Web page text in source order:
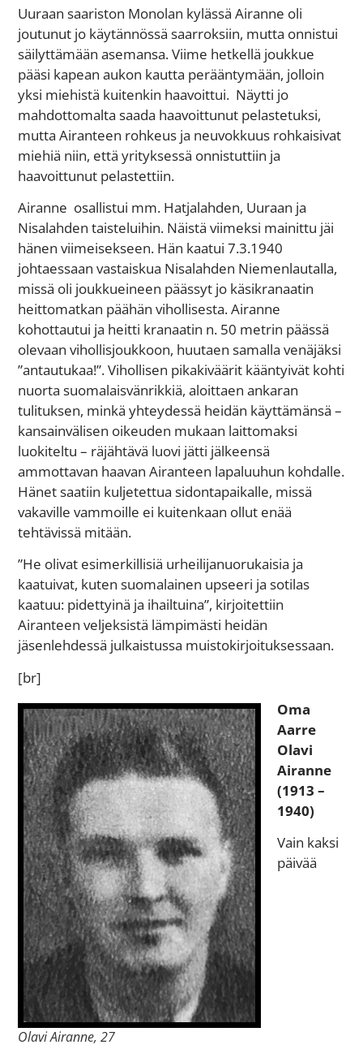
Uuraan saariston Monolan kylässä Airanne oli
joutunut jo käytännössä saarroksiin, mutta onnistui
säilyttämään asemansa. Viime hetkellä joukkue
pääsi kapean aukon kautta perääntymään, jolloin
yksi miehistä kuitenkin haavoittui. Näytti jo
mahdottomalta saada haavoittunut pelastetuksi,
mutta Airanteen rohkeus ja neuvokkuus rohkaisivat
miehiä niin, että yrityksessä onnistuttiin ja
haavoittunut pelastettiin.
Airanne osallistui mm. Hatjalahden, Uuraan ja
Nisalahden taisteluihin. Näistä viimeksi mainittu jäi
hänen viimeisekseen. Hän kaatui 7.3.1940
johtaessaan vastaiskua Nisalahden Niemenlautalla,
missä oli joukkueineen päässyt jo käsikranaatin
heittomatkan päähän vihollisesta. Airanne
kohottautui ja heitti kranaatin n. 50 metrin päässä
olevaan vihollisjoukkoon, huutaen samalla venäjäksi
”antautukaa!”. Vihollisen pikakiväärit kääntyivät kohti
nuorta suomalaisvänrikkiä, aloittaen ankaran
tulituksen, minkä yhteydessä heidän käyttämänsä –
kansainvälisen oikeuden mukaan laittomaksi
luokiteltu – räjähtävä luovi jätti jälkeensä
ammottavan haavan Airanteen lapaluuhun kohdalle.
Hänet saatiin kuljetettua sidontapaikalle, missä
vakaville vammoille ei kuitenkaan ollut enää
tehtävissä mitään.
”He olivat esimerkillisiä urheilijanuorukaisia ja
kaatuivat, kuten suomalainen upseeri ja sotilas
kaatuu: pidettyinä ja ihailtuina”, kirjoitettiin
Airanteen veljeksistä lämpimästi heidän
jäsenlehdessä julkaistussa muistokirjoituksessaan.
[br]
Olavi Airanne, 27
Oma
Aarre
Olavi
Airanne
(1913 –
1940)
Vain kaksi
päivää